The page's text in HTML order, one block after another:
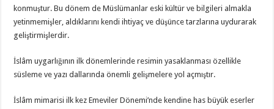
konmuştur. Bu dönem de Müslümanlar eski kültür ve bilgileri almakla
yetinmemişler, aldıklarını kendi ihtiyaç ve düşünce tarzlarına uydurarak
geliştirmişlerdir.
İslâm uygarlığının ilk dönemlerinde resimin yasaklanması özellikle
süsleme ve yazı dallarında önem­li gelişmelere yol açmıştır.
İslâm mimarisi ilk kez Emeviler Dönemi’nde kendine has büyük eserler